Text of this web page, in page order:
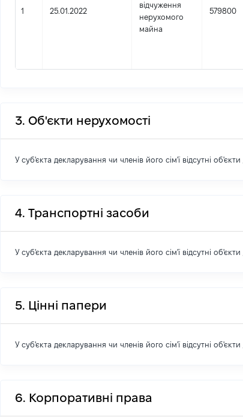
1 25.01.2022
відчуження
нерухомого
майна
579800
3. Об'єкти нерухомості
У суб'єкта декларування чи членів його сім'ї відсутні
4. Транспортні засоби
У суб'єкта декларування чи членів його сім'ї відсутні
5. Цінні папери
У суб'єкта декларування чи членів його сім'ї відсутні
6. Корпоративні права